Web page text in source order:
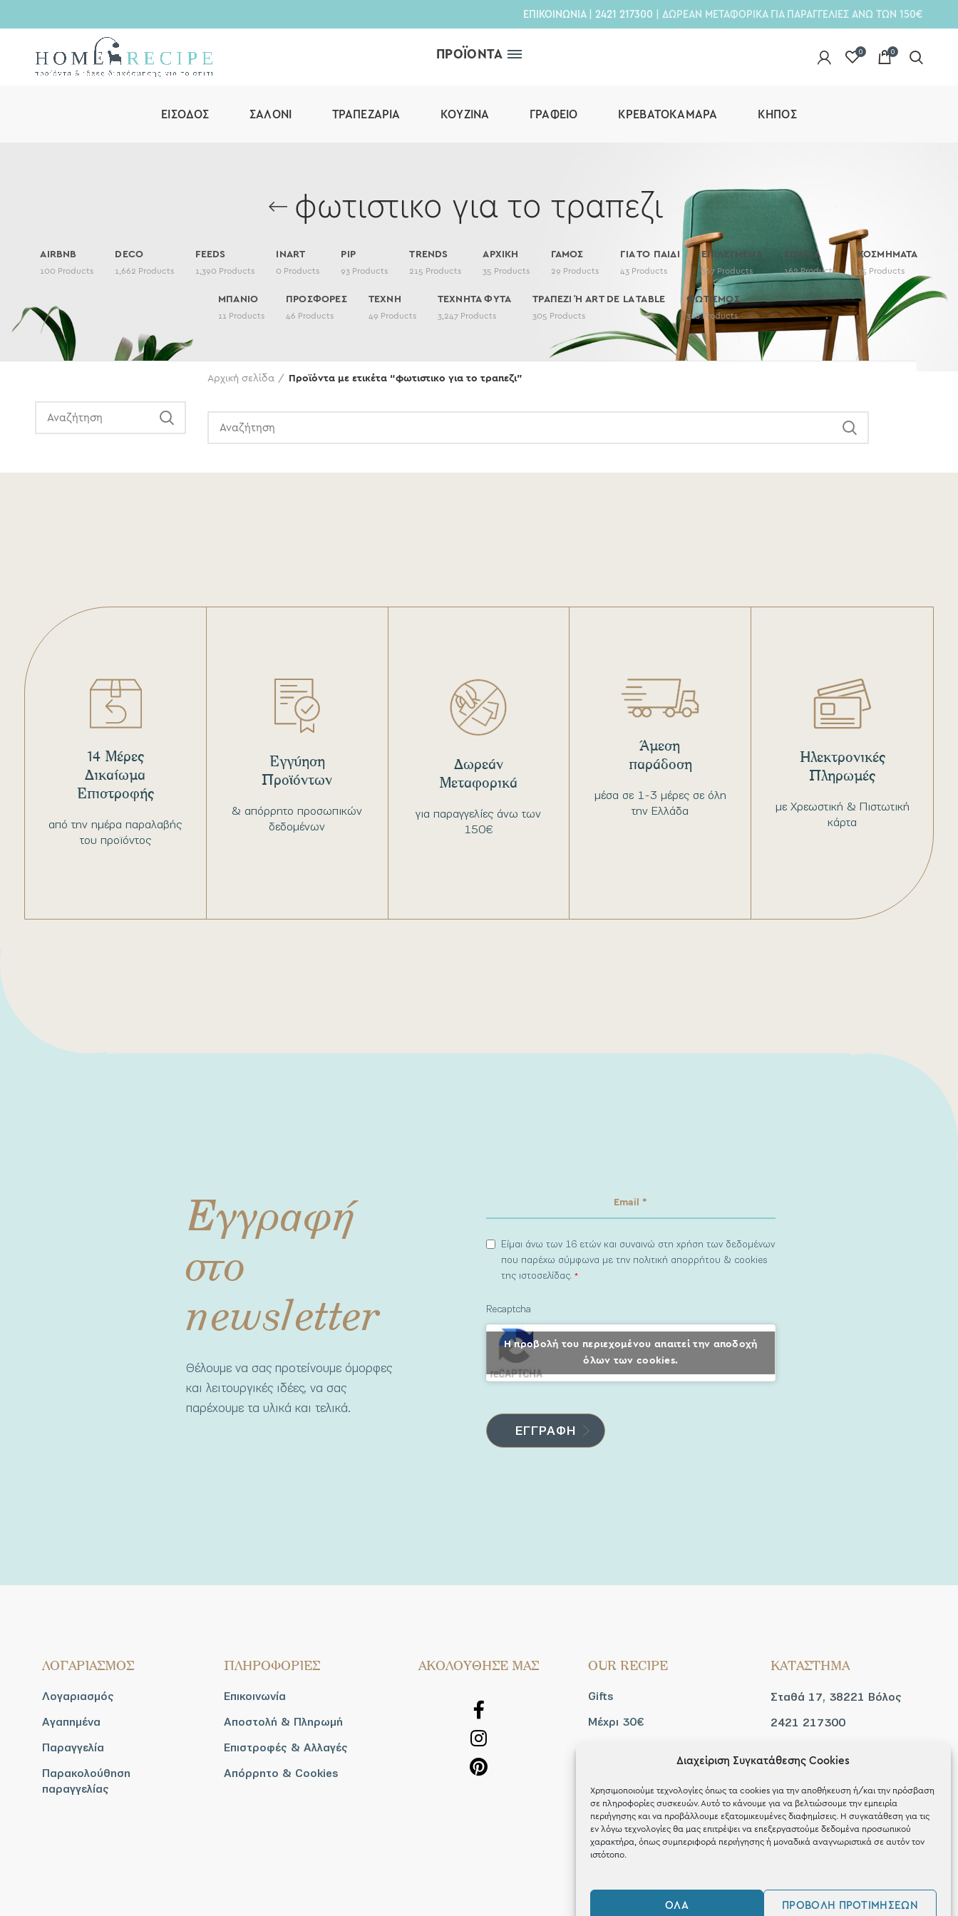
Διαχείριση Συγκατάθεσης Cookies
Χρησιμοποιούμε τεχνολογίες όπως τα cookies για την αποθήκευση ή/και την πρόσβαση
σε πληροφορίες συσκευών. Αυτό το κάνουμε για να βελτιώσουμε την εμπειρία
περιήγησης και να προβάλλουμε εξατομικευμένες διαφημίσεις. Η συγκατάθεση για τις
εν λόγω τεχνολογίες θα μας επιτρέψει να επεξεργαστούμε δεδομένα προσωπικού
χαρακτήρα, όπως συμπεριφορά περιήγησης ή μοναδικά αναγνωριστικά σε αυτόν τον
ιστότοπο.
ΌΛΑ ΠΡΟΒΟΛΉ ΠΡΟΤΙΜΉΣΕΩΝ
ΕΠΙΚΟΙΝΩΝΙΑ| 2421 217300 | ΔΩΡΕΑΝ ΜΕΤΑΦΟΡΙΚΑ ΓΙΑ ΠΑΡΑΓΓΕΛΙΕΣ ΑΝΩ ΤΩΝ 150€
ΠΡΟΪΟΝΤΑ 0 0
ΕΊΣΟΔΟΣ ΣΑΛΌΝΙ ΤΡΑΠΕΖΑΡΊΑ ΚΟΥΖΊΝΑ ΓΡΑΦΕΊΟ ΚΡΕΒΑΤΟΚΆΜΑΡΑ ΚΉΠΟΣ
φωτιστικο για το τραπεζι
AIRBNB
100 Products
DECO
1,662 Products
FEEDS
1,390 Products
INART
0 Products
PIP
93 Products
TRENDS
215 Products
ΑΡΧΙΚΗ
35 Products
ΓΑΜΟΣ
29 Products
ΓΙΑ ΤΟ ΠΑΙΔΙ
43 Products
ΕΠΙΛΕΓΜΕΝΑ
367 Products
ΕΠΙΠΛΑ
162 Products
ΚΟΣΜΗΜΑΤΑ
35 Products
ΜΠΑΝΙΟ
11 Products
ΠΡΟΣΦΟΡΕΣ
46 Products
ΤΕΧΝΗ
49 Products
ΤΕΧΝΗΤΑ ΦΥΤΑ
3,247 Products
ΤΡΑΠΕΖΙ Ή ART DE LA TABLE
305 Products
ΦΩΤΙΣΜΟΣ
318 Products
Αρχική σελίδα Προϊόντα με ετικέτα “φωτιστικο για το τραπεζι”
από την ημέρα παραλαβής
του προϊόντος
14 Μέρες
Δικαίωμα
Επιστροφής
& απόρρητο προσωπικών
δεδομένων
Εγγύηση
Προϊόντων
για παραγγελίες άνω των
150€
Δωρεάν
Μεταφορικά
μέσα σε 1-3 μέρες σε όλη
την Ελλάδα
Άμεση
παράδοση
με Χρεωστική & Πιστωτική
κάρτα
Ηλεκτρονικές
Πληρωμές
Εγγραφή
στο
newsletter
Θέλουμε να σας προτείνουμε όμορφες
και λειτουργικές ιδέες, να σας
παρέχουμε τα υλικά και τελικά.
Είμαι άνω των 16 ετών και συναινώ στη χρήση των δεδομένων
που παρέχω σύμφωνα με την πολιτική απορρήτου & cookies
της ιστοσελίδας.*
Recaptcha
Η προβολή του περιεχομένου απαιτεί την αποδοχή
όλων των cookies.
ΛΟΓΑΡΙΑΣΜΟΣ
Λογαριασμός
Αγαπημένα
Παραγγελία
Παρακολούθηση
παραγγελίας
ΠΛΗΡΟΦΟΡΙΕΣ
Επικοινωνία
Αποστολή & Πληρωμή
Επιστροφές & Αλλαγές
Απόρρητο & Cookies
AΚΟΛΟΥΘΗΣΕ ΜΑΣ OUR RECIPE
Gifts
Μέχρι 30€
ΚΑΤΑΣΤΗΜΑ
Σταθά 17, 38221 Βόλος
2421 217300
Τριτ / Πεμ / Παρ: 09:00 -
21:00